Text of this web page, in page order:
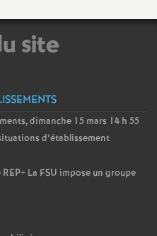
site
dimanche 15 mars 14 h 55
d’établissement
La FSU impose un groupe